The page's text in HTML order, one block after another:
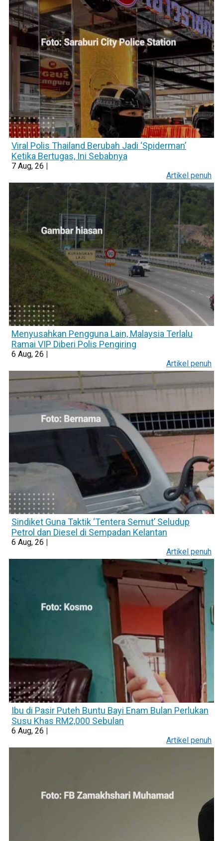
Viral Polis Thailand Berubah Jadi ‘Spiderman’
Ketika Bertugas, Ini Sebabnya
7 Aug, 26 |
Artikel penuh
Menyusahkan Pengguna Lain, Malaysia Terlalu
Ramai VIP Diberi Polis Pengiring
6 Aug, 26 |
Artikel penuh
Sindiket Guna Taktik ‘Tentera Semut’ Seludup
Petrol dan Diesel di Sempadan Kelantan
6 Aug, 26
Artikel penuh
Ibu di Pasir Puteh Buntu Bayi Enam Bulan Perlukan
Susu Khas RM2,000 Sebulan
6 Aug, 26 |
Artikel penuh